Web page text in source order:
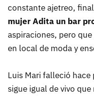
constante ajetreo,
mujer Adita un bar
aspiraciones, pero
en local de moda y
Luis Mari falleció hace
sigue igual de vivo